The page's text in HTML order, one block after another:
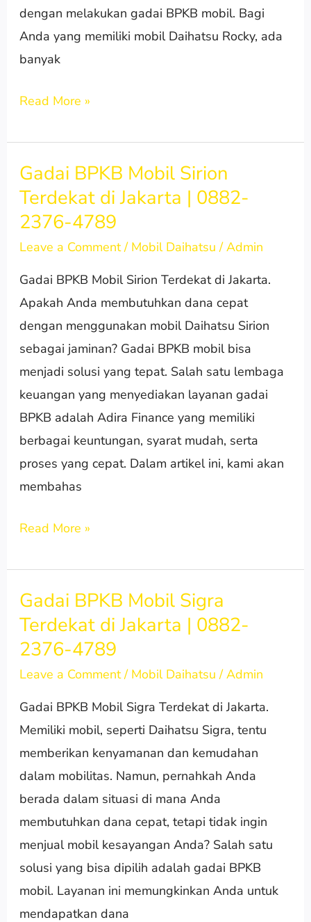
dengan melakukan gadai BPKB mobil. Bagi
Anda yang memiliki mobil Daihatsu Rocky, ada
banyak
Read More »
Gadai BPKB Mobil Sirion
Terdekat di Jakarta | 0882-
2376-4789
Leave a Comment / Mobil Daihatsu /Admin
Gadai BPKB Mobil Sirion Terdekat di Jakarta.
Apakah Anda membutuhkan dana cepat
dengan menggunakan mobil Daihatsu Sirion
sebagai jaminan? Gadai BPKB mobil bisa
menjadi solusi yang tepat. Salah satu lembaga
keuangan yang menyediakan layanan gadai
BPKB adalah Adira Finance yang memiliki
berbagai keuntungan, syarat mudah, serta
proses yang cepat. Dalam artikel ini, kami akan
membahas
Gadai
BPKB
Mobil
Sirion
di
Jakarta
|
0882-
2376-
4789
Read More »
Gadai BPKB Mobil Sigra
Terdekat di Jakarta | 0882-
2376-4789
Leave a Comment / Mobil Daihatsu /Admin
Gadai BPKB Mobil Sigra Terdekat di Jakarta.
Memiliki mobil, seperti Daihatsu Sigra, tentu
memberikan kenyamanan dan kemudahan
dalam mobilitas. Namun, pernahkah Anda
berada dalam situasi di mana Anda
membutuhkan dana cepat, tetapi tidak ingin
menjual mobil kesayangan Anda? Salah satu
solusi yang bisa dipilih adalah gadai BPKB
mobil. Layanan ini memungkinkan Anda untuk
mendapatkan dana
Gadai
BPKB
Mobil
Sigra
di
Jakarta
|
0882-
2376-
4789